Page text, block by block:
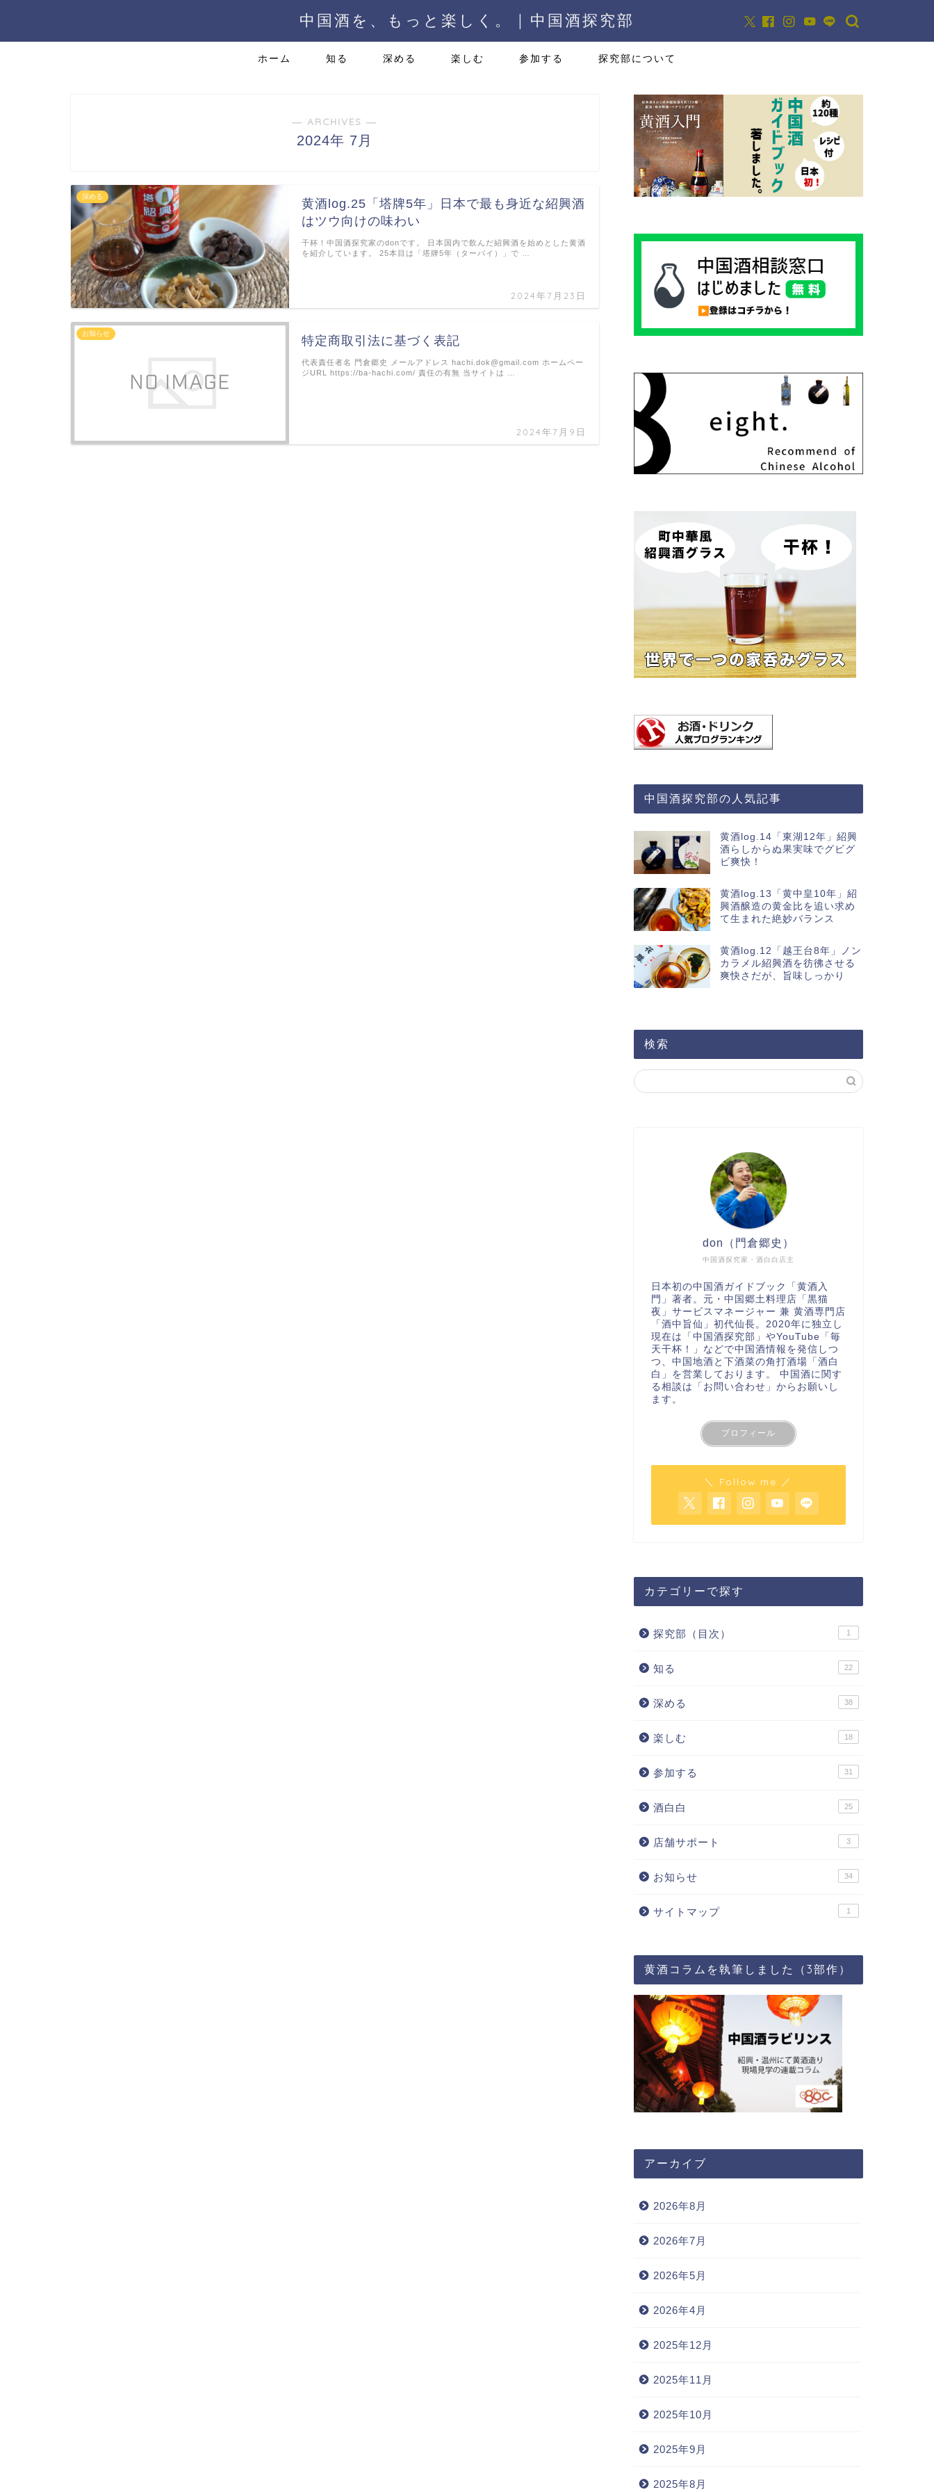
中国酒を、もっと楽しく。 | 中国酒探究部
ホーム 知る 深める 楽しむ 参加する 探究部について
― ARCHIVES ―
2024年 7月
深める
黄酒log.25「塔牌5年」日本で最も身近な紹興酒
はツウ向けの味わい
2024年7月23日
干杯！中国酒探究家のdonです。 日本国内で飲んだ紹興酒を始めとした黄酒
を紹介しています。 25本目は「塔牌5年（ターパイ）」で …
お知らせ
特定商取引法に基づく表記
2024年7月9日
代表責任者名 門倉郷史 メールアドレス hachi.dok@gmail.com ホームペー
ジURL https://ba-hachi.com/ 責任の有無 当サイトは …
中国酒探究部の人気記事
黄酒log.14「東湖12年」紹興
酒らしからぬ果実味でグビグ
ビ爽快！
黄酒log.13「黄中皇10年」紹
興酒醸造の黄金比を追い求め
て生まれた絶妙バランス
黄酒log.12「越王台8年」ノン
カラメル紹興酒を彷彿させる
爽快さだが、旨味しっかり
検索
中国酒探究家・酒白白店主
don（門倉郷史）
日本初の中国酒ガイドブック「 黄酒入
門 」著者。元・中国郷土料理店「黒猫
夜」サービスマネージャー 兼 黄酒専門店
「酒中旨仙」初代仙長。2020年に独立し
現在は「 中国酒探究部 」やYouTube 「毎
天干杯！」 などで中国酒情報を発信しつ
つ、中国地酒と下酒菜の角打酒場「酒白
白」を営業しております。 中国酒に関す
る相談は
「お問い合わせ」 からお願いし
ます。
プロフィール
＼ Follow me ／
カテゴリーで探す
探究部（目次） 1
知る 22
深める 38
楽しむ 18
参加する 31
酒白白 25
店舗サポート 3
お知らせ 34
サイトマップ 1
黄酒コラムを執筆しました（3部作）
アーカイブ
2026年8月
2026年7月
2026年5月
2026年4月
2025年12月
2025年11月
2025年10月
2025年9月
2025年8月